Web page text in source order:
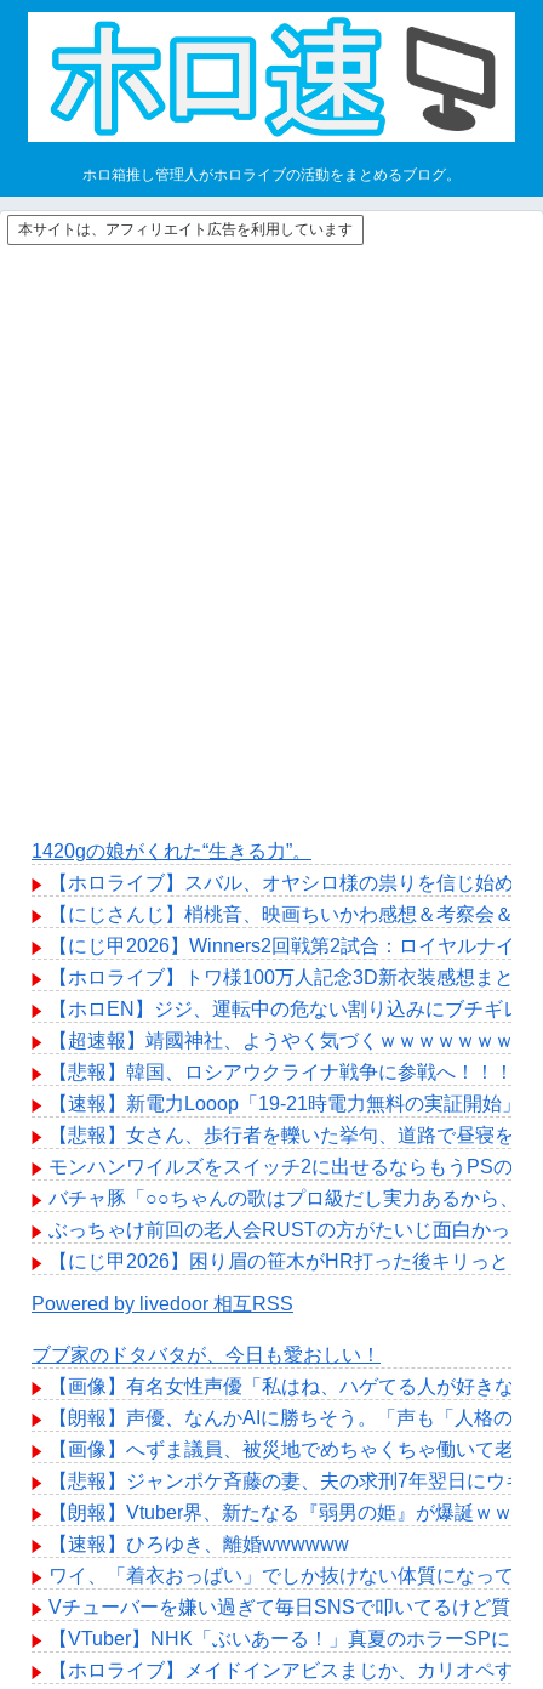
ホロ箱推し管理人がホロライブの活動をまとめるブログ。
本サイトは、アフィリエイト広告を利用しています
1420gの娘がくれた“生きる力”。
【ホロライブ】スバル、オヤシロ様の祟りを信じ始める
【にじさんじ】梢桃音、映画ちいかわ感想＆考察会＆
【にじ甲2026】Winners2回戦第2試合：ロイヤルナイ
【ホロライブ】トワ様100万人記念3D新衣装感想まとめ
【ホロEN】ジジ、運転中の危ない割り込みにブチギレ
【超速報】靖國神社、ようやく気づくｗｗｗｗｗｗｗｗ
【悲報】韓国、ロシアウクライナ戦争に参戦へ！！！
【速報】新電力Looop「19-21時電力無料の実証開始」
【悲報】女さん、歩行者を轢いた挙句、道路で昼寝をし
モンハンワイルズをスイッチ2に出せるならもうPSの選
バチャ豚「○○ちゃんの歌はプロ級だし実力あるから、
ぶっちゃけ前回の老人会RUSTの方がたいじ面白かった
【にじ甲2026】困り眉の笹木がHR打った後キリっと
Powered by livedoor 相互RSS
ブブ家のドタバタが、今日も愛おしい！
【画像】有名女性声優「私はね、ハゲてる人が好きなの
【朗報】声優、なんかAIに勝ちそう。「声も「人格の象
【画像】へずま議員、被災地でめちゃくちゃ働いて老
【悲報】ジャンポケ斉藤の妻、夫の求刑7年翌日にウキ
【朗報】Vtuber界、新たなる『弱男の姫』が爆誕ｗｗｗ
【速報】ひろゆき、離婚wwwwww
ワイ、「着衣おっばい」でしか抜けない体質になってし
Vチューバーを嫌い過ぎて毎日SNSで叩いてるけど質問
【VTuber】NHK「ぶいあーる！」真夏のホラーSPに
【ホロライブ】メイドインアビスまじか、カリオペすげ